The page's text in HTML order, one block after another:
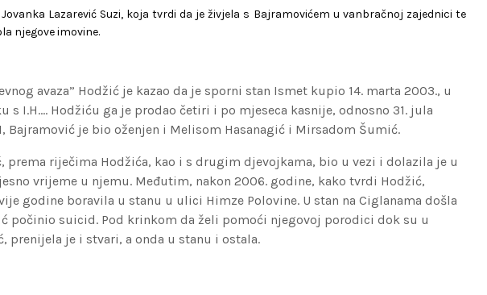
Lazarević Suzi, koja tvrdi da je živjela s Bajramovićem u vanbračnoj zajednici te
njegove imovine.
avaza” Hodžić je kazao da je sporni stan Ismet kupio 14. marta 2003., u
s I.H…. Hodžiću ga je prodao četiri i po mjeseca kasnije, odnosno 31. jula
Bajramović je bio oženjen i Melisom Hasanagić i Mirsadom Šumić.
prema riječima Hodžića, kao i s drugim djevojkama, bio u vezi i dolazila je u
vrijeme u njemu. Međutim, nakon 2006. godine, kako tvrdi Hodžić,
godine boravila u stanu u ulici Himze Polovine. U stan na Ciglanama došla
počinio suicid. Pod krinkom da želi pomoći njegovoj porodici dok su u
prenijela je i stvari, a onda u stanu i ostala.